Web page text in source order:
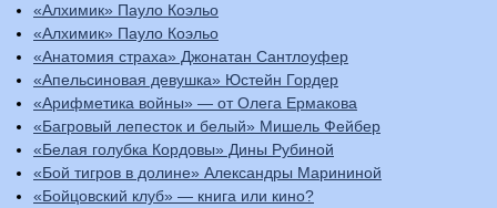
«Алхимик» Пауло Коэльо
«Алхимик» Пауло Коэльо
«Анатомия страха» Джонатан Сантлоуфер
«Апельсиновая девушка» Юстейн Гордер
«Арифметика войны» — от Олега Ермакова
«Багровый лепесток и белый» Мишель Фейбер
«Белая голубка Кордовы» Дины Рубиной
«Бой тигров в долине» Александры Марининой
«Бойцовский клуб» — книга или кино?